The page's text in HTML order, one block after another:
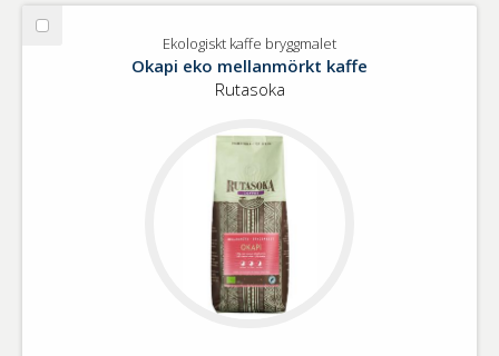
Välj
Ekologiskt kaffe bryggmalet
Okapi eko mellanmörkt kaffe
Rutasoka